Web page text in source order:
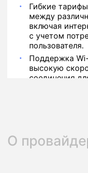
Гибкие
между
включая
с учетом
пользователя.
Поддержка
высокую
соединения
О